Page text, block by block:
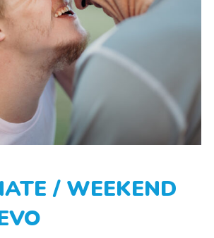
/ WEEKEND